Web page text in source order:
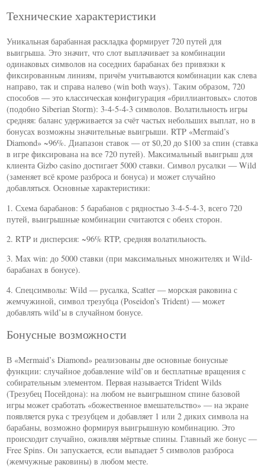
Технические характеристики
Уникальная барабанная раскладка формирует 720 путей для
выигрыша. Это значит, что слот выплачивает за комбинации
одинаковых символов на соседних барабанах без привязки к
фиксированным линиям, причём учитываются комбинации как слева
направо, так и справа налево (win both ways). Таким образом, 720
способов — это классическая конфигурация «бриллиантовых» слотов
(подобно Siberian Storm): 3-4-5-4-3 символов. Волатильность игры
средняя: баланс удерживается за счёт частых небольших выплат, но в
бонусах возможны значительные выигрыши. RTP «Mermaid’s
Diamond» ~96%. Диапазон ставок — от $0,20 до $100 за спин (ставка
в игре фиксирована на все 720 путей). Максимальный выигрыш для
клиента Gizbo casino достигает 5000 ставки. Символ русалки — Wild
(заменяет всё кроме разброса и бонуса) и может случайно
добавляться. Основные характеристики:
1. Схема барабанов: 5 барабанов с рядностью 3-4-5-4-3, всего 720
путей, выигрышные комбинации считаются с обеих сторон.
2. RTP и дисперсия: ~96% RTP, средняя волатильность.
3. Max win: до 5000 ставки (при максимальных множителях и Wild-
барабанах в бонусе).
4. Спецсимволы: Wild — русалка, Scatter — морская раковина с
жемчужиной, символ трезубца (Poseidon’s Trident) — может
добавлять wild’ы в случайном бонусе.
Бонусные возможности
В «Mermaid’s Diamond» реализованы две основные бонусные
функции: случайное добавление wild’ов и бесплатные вращения с
собирательным элементом. Первая называется Trident Wilds
(Трезубец Посейдона): на любом не выигрышном спине базовой
игры может сработать «божественное вмешательство» — на экране
появляется рука с трезубцем и добавляет 1 или 2 диких символа на
барабаны, возможно формируя выигрышную комбинацию. Это
происходит случайно, оживляя мёртвые спины. Главный же бонус —
Free Spins. Он запускается, если выпадает 5 символов разброса
(жемчужные раковины) в любом месте.